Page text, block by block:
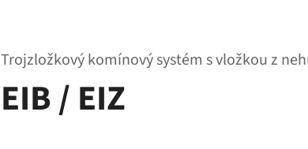
Trojzložkový komínový systém s vložkou z
EIB / EIZ